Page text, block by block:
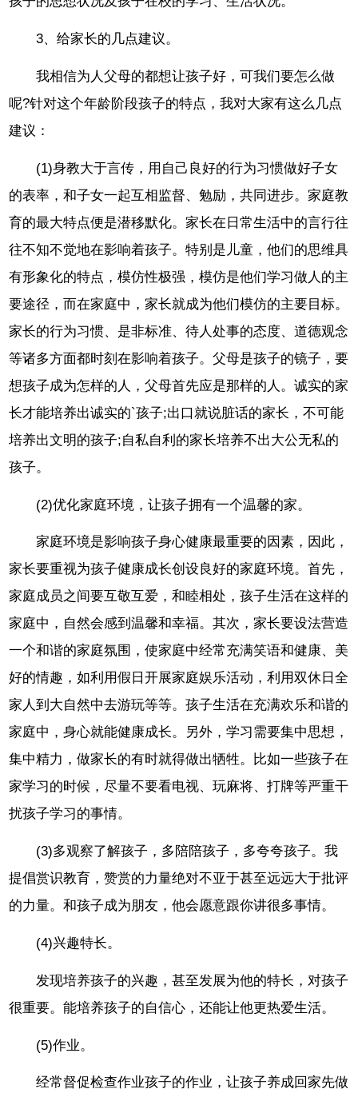
3、给家长的几点建议。
我相信为人父母的都想让孩子好，可我们要怎么做
呢?针对这个年龄阶段孩子的特点，我对大家有这么几点
建议：
(1)身教大于言传，用自己良好的行为习惯做好子女
的表率，和子女一起互相监督、勉励，共同进步。家庭教
育的最大特点便是潜移默化。家长在日常生活中的言行往
往不知不觉地在影响着孩子。特别是儿童，他们的思维具
有形象化的特点，模仿性极强，模仿是他们学习做人的主
要途径，而在家庭中，家长就成为他们模仿的主要目标。
家长的行为习惯、是非标准、待人处事的态度、道德观念
等诸多方面都时刻在影响着孩子。父母是孩子的镜子，要
想孩子成为怎样的人，父母首先应是那样的人。诚实的家
长才能培养出诚实的`孩子;出口就说脏话的家长，不可能
培养出文明的孩子;自私自利的家长培养不出大公无私的
孩子。
(2)优化家庭环境，让孩子拥有一个温馨的家。
家庭环境是影响孩子身心健康最重要的因素，因此，
家长要重视为孩子健康成长创设良好的家庭环境。首先，
家庭成员之间要互敬互爱，和睦相处，孩子生活在这样的
家庭中，自然会感到温馨和幸福。其次，家长要设法营造
一个和谐的家庭氛围，使家庭中经常充满笑语和健康、美
好的情趣，如利用假日开展家庭娱乐活动，利用双休日全
家人到大自然中去游玩等等。孩子生活在充满欢乐和谐的
家庭中，身心就能健康成长。另外，学习需要集中思想，
集中精力，做家长的有时就得做出牺牲。比如一些孩子在
家学习的时候，尽量不要看电视、玩麻将、打牌等严重干
扰孩子学习的事情。
(3)多观察了解孩子，多陪陪孩子，多夸夸孩子。我
提倡赏识教育，赞赏的力量绝对不亚于甚至远远大于批评
的力量。和孩子成为朋友，他会愿意跟你讲很多事情。
(4)兴趣特长。
发现培养孩子的兴趣，甚至发展为他的特长，对孩子
很重要。能培养孩子的自信心，还能让他更热爱生活。
(5)作业。
经常督促检查作业孩子的作业，让孩子养成回家先做